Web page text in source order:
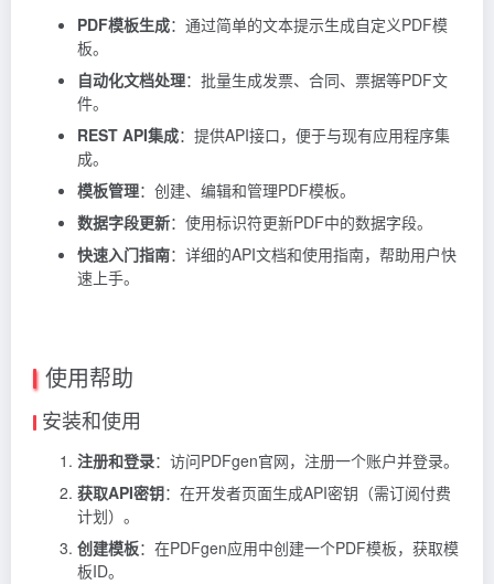
PDF模板生成：通过简单的文本提示生成自定义PDF模
板。
自动化文档处理：批量生成发票、合同、票据等PDF文
件。
REST API集成：提供API接口，便于与现有应用程序集
成。
模板管理：创建、编辑和管理PDF模板。
数据字段更新：使用标识符更新PDF中的数据字段。
快速入门指南：详细的API文档和使用指南，帮助用户快
速上手。
使用帮助
安装和使用
注册和登录：访问PDFgen官网，注册一个账户并登录。
获取API密钥：在开发者页面生成API密钥（需订阅付费
计划）。
创建模板：在PDFgen应用中创建一个PDF模板，获取模
板ID。